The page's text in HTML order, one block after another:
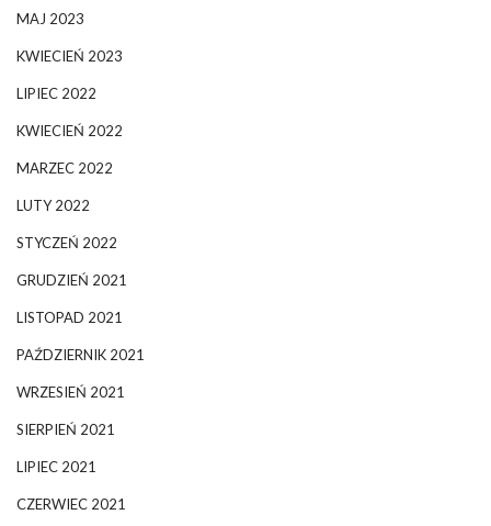
MAJ 2023
KWIECIEŃ 2023
LIPIEC 2022
KWIECIEŃ 2022
MARZEC 2022
LUTY 2022
STYCZEŃ 2022
GRUDZIEŃ 2021
LISTOPAD 2021
PAŹDZIERNIK 2021
WRZESIEŃ 2021
SIERPIEŃ 2021
LIPIEC 2021
CZERWIEC 2021